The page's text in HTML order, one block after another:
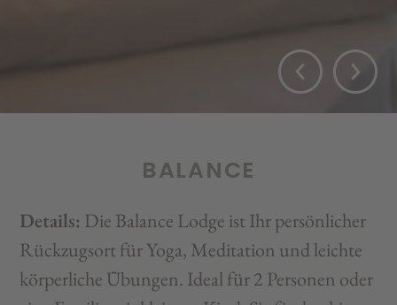
BALANCE
Details: Die Balance Lodge ist Ihr persönlicher
Rückzugsort für Yoga, Meditation und leichte
körperliche Übungen. Ideal für 2 Personen oder